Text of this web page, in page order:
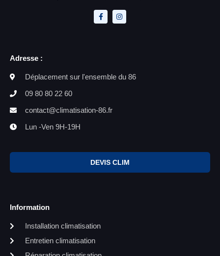
Adresse :
Déplacement sur l'ensemble du 86
09 80 80 22 60
contact@climatisation-86.fr
Lun -Ven 9H-19H
DEVIS CLIM
Information
Installation climatisation
Entretien climatisation